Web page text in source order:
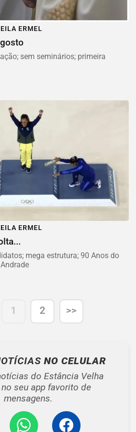
ERMEL
sem seminários; primeira
ERMEL
mega estrutura; 90 Anos do
1 2 >>
NO CELULAR
do Estância Velha
seu app favorito de
mensagens.